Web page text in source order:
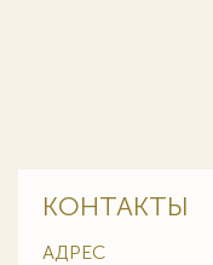
КОНТАКТЫ
АДРЕС